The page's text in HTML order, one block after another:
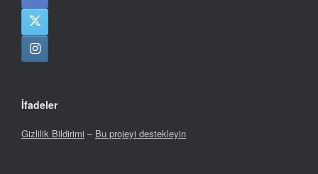
İfadeler
Gizlilik Bildirimi – Bu projeyi destekleyin